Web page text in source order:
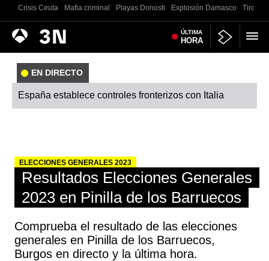
Crisis Ceuta Mafia criminal Playas Donosti Explosión Damasco Tiroteo
Antena
3
Noticias ÚLTIMA
HORA
EN DIRECTO
España establece controles fronterizos con Italia
ELECCIONES GENERALES 2023
Resultados Elecciones Generales
2023 en Pinilla de los Barruecos
Comprueba el resultado de las elecciones
generales en Pinilla de los Barruecos,
Burgos en directo y la última hora.